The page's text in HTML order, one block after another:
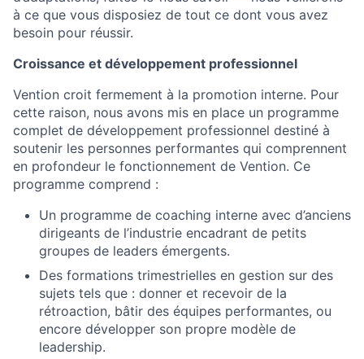
à ce que vous disposiez de tout ce dont vous avez
besoin pour réussir.
Croissance et développement professionnel
Vention croit fermement à la promotion interne. Pour
cette raison, nous avons mis en place un programme
complet de développement professionnel destiné à
soutenir les personnes performantes qui comprennent
en profondeur le fonctionnement de Vention. Ce
programme comprend :
Un programme de coaching interne avec d’anciens
dirigeants de l’industrie encadrant de petits
groupes de leaders émergents.
Des formations trimestrielles en gestion sur des
sujets tels que : donner et recevoir de la
rétroaction, bâtir des équipes performantes, ou
encore développer son propre modèle de
leadership.